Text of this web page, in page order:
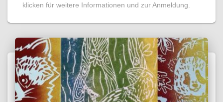
klicken für weitere Informationen und zur Anmeldung.